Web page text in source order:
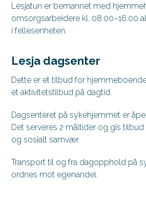
Lesjatun er bemannet med
omsorgsarbeidere kl. 08.00–16.00
i fellesenheten.
Lesja dagsenter
Dette er et tilbud for
et aktivitetstilbud på dagtid.
Dagsenteret på sykehjemmet er
Det serveres 2 måltider og gis
og sosialt samvær.
Transport til og fra dagopphold på
ordnes mot egenandel.